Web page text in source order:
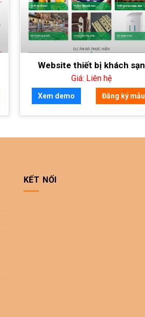
Website thiết bị khách sạn
Giá: Liên hệ
Xem demo Đăng ký mẫu
KẾT NỐI